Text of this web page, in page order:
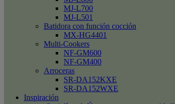
MJ-L700
MJ-L501
Batidora con función cocción
MX-HG4401
Multi-Cookers
NF-GM600
NF-GM400
Arroceras
SR-DA152KXE
SR-DA152WXE
Inspiración